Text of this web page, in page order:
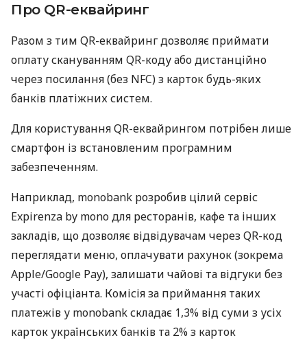
Про QR-еквайринг
Разом з тим QR-еквайринг дозволяє приймати
оплату скануванням QR-коду або дистанційно
через посилання (без NFC) з карток будь-яких
банків платіжних систем.
Для користування QR-еквайрингом потрібен лише
смартфон із встановленим програмним
забезпеченням.
Наприклад, monobank розробив цілий сервіс
Expirenza by mono для ресторанів, кафе та інших
закладів, що дозволяє відвідувачам через QR-код
переглядати меню, оплачувати рахунок (зокрема
Apple/Google Pay), залишати чайові та відгуки без
участі офіціанта. Комісія за приймання таких
платежів у monobank складає 1,3% від суми з усіх
карток українських банків та 2% з карток